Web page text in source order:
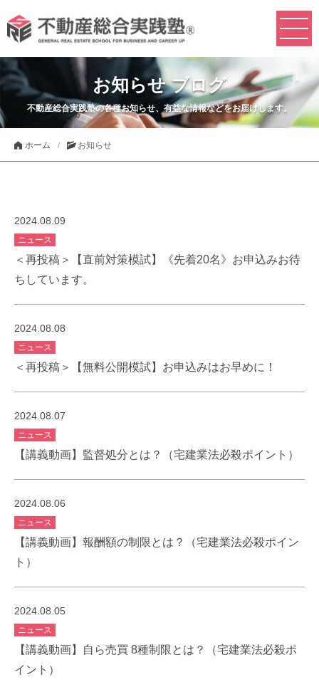
お知らせ ブログ
不動産総合実践塾の各種お知らせ、有益な情報などをお届けします。
ホーム お知らせ
2024.08.09
ニュース
＜再投稿＞【直前対策模試】《先着20名》お申込みお待
ちしています。
2024.08.08
ニュース
＜再投稿＞【無料公開模試】お申込みはお早めに！
2024.08.07
ニュース
【講義動画】監督処分とは？（宅建業法必殺ポイント）
2024.08.06
ニュース
【講義動画】報酬額の制限とは？（宅建業法必殺ポイン
ト）
2024.08.05
ニュース
【講義動画】自ら売買 8種制限とは？（宅建業法必殺ポ
イント）